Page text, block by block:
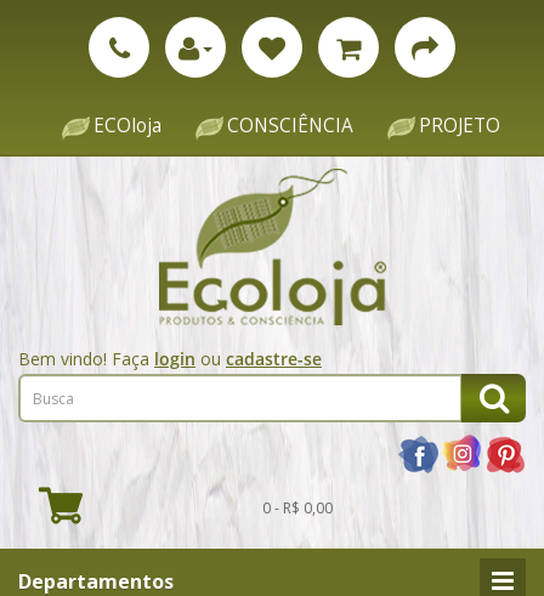
ECOloja CONSCIÊNCIA PROJETO
Bem vindo! Faça login ou cadastre-se
0 - R$ 0,00
Departamentos